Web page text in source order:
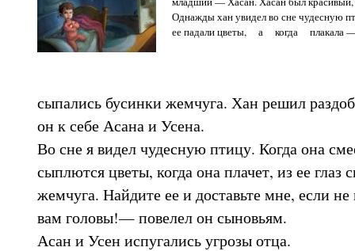
Однажды хан увидел во сне чудесную
ее падали цветы, а когда плакала
сыпались бусинки жемчуга. Хан решил
он к себе Асана и Усена.
Во сне я видел чудесную птицу. Когда она
сыплются цветы, когда она плачет, из ее глаз
жемчуга. Найдите ее и доставьте мне, если
вам головы!— повелел он сыновьям.
Асан и Усен испугались угрозы отца.